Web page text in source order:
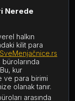
Nerede
halkın
kilit para
SveMenjačnice.rs
kur
ve para birimi
olanak tanır.
arasında